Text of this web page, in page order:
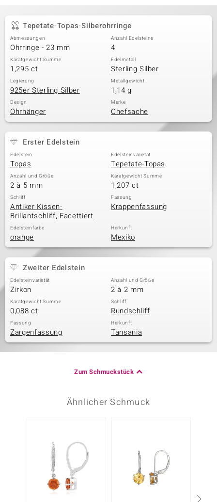
Tepetate-Topas-Silberohrringe
Abmessungen
Ohrringe - 23 mm
Anzahl Edelsteine
4
Karatgewicht Summe
1,295 ct
Edelmetall
Sterling Silber
Legierung
925er Sterling Silber
Metallgewicht
1,14 g
Design
Ohrhänger
Marke
Chefsache
Erster Edelstein
Edelstein
Topas
Edelsteinvarietät
Tepetate-Topas
Anzahl und Größe
2 à 5 mm
Karatgewicht Summe
1,207 ct
Schliff
Antiker Kissen-
Brillantschliff, Facettiert
Fassung
Krappenfassung
Edelsteinfarbe
orange
Herkunft
Mexiko
Zweiter Edelstein
Edelsteinvarietät
Zirkon
Anzahl und Größe
2 à 2 mm
Karatgewicht Summe
0,088 ct
Schliff
Rundschliff
Fassung
Zargenfassung
Herkunft
Tansania
Zum Schmuckstück
Ähnlicher Schmuck